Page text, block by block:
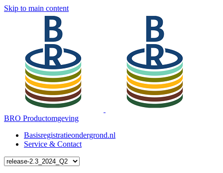
Skip to main content
BRO Productomgeving
Basisregistratieondergrond.nl
Service & Contact